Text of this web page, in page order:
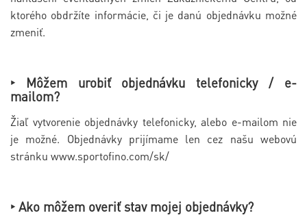
ktorého obdržíte informácie, či je danú objednávku možné
zmeniť.
‣ Môžem urobiť objednávku telefonicky / e-
mailom?
Žiaľ vytvorenie objednávky telefonicky, alebo e-mailom nie
je možné. Objednávky prijímame len cez našu webovú
stránku www.sportofino.com/sk/
‣ Ako môžem overiť stav mojej objednávky?